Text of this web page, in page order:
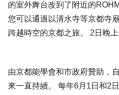
的室外舞台改到了附近的
您可以通過以清水寺等京都寺
跨越時空的京都之旅。 2日晚上
由京都能學會和市政府贊助，
來一直持續。 每年6月1日和2